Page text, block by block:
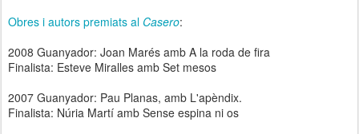
Obres i autors premiats al Casero:
2008 Guanyador: Joan Marés amb A la roda de fira
Finalista: Esteve Miralles amb Set mesos
2007 Guanyador: Pau Planas, amb L'apèndix.
Finalista: Núria Martí amb Sense espina ni os